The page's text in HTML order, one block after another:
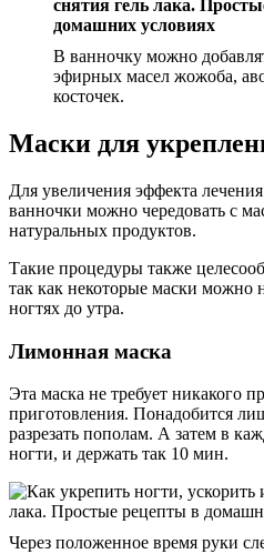
В ванночку можно
эфирных масел жожоба,
косточек.
Маски для
Для увеличения эффекта
ванночки можно чередовать с
натуральных продуктов.
Такие процедуры также
так как некоторые маски можно
ногтях до утра.
Лимонная маска
Эта маска не требует никакого
приготовления. Понадобится
разрезать пополам. А затем в
ногти, и держать так 10 мин.
Через положенное время руки